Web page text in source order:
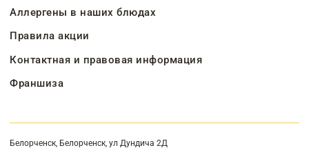
Аллергены в наших блюдах
Правила акции
Контактная и правовая информация
Франшиза
Белорченск, Белорченск, ул Дундича 2Д